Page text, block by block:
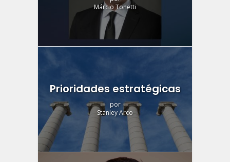
Márcio Tonetti
Prioridades estratégicas
por
Stanley Arco